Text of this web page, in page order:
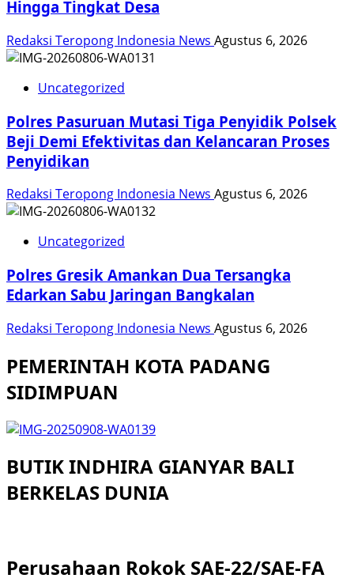
Hingga Tingkat Desa
Redaksi Teropong Indonesia News Agustus 6, 2026
Uncategorized
Polres Pasuruan Mutasi Tiga Penyidik Polsek
Beji Demi Efektivitas dan Kelancaran Proses
Penyidikan
Redaksi Teropong Indonesia News Agustus 6, 2026
Uncategorized
Polres Gresik Amankan Dua Tersangka
Edarkan Sabu Jaringan Bangkalan
Redaksi Teropong Indonesia News Agustus 6, 2026
PEMERINTAH KOTA PADANG
SIDIMPUAN
BUTIK INDHIRA GIANYAR BALI
BERKELAS DUNIA
Perusahaan Rokok SAE-22/SAE-FA